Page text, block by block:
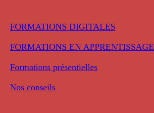
FORMATIONS DIGITALES
FORMATIONS EN APPRENTISSAGE
Formations présentielles
Nos conseils